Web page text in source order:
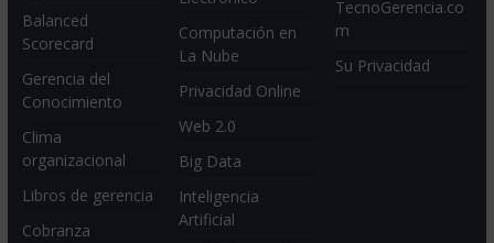
Balanced
Scorecard
Gerencia del
Conocimiento
Clima
organizacional
Libros de gerencia
Cobranza
Computación en
La Nube
Privacidad Online
Web 2.0
Big Data
Inteligencia
Artificial
TecnoGerencia.co
m
Su Privacidad